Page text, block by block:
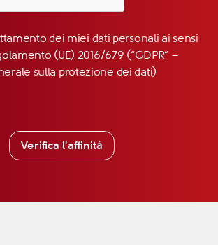
dei miei dati personali ai sensi
(UE) 2016/679 (“GDPR” –
sulla protezione dei dati)
Verifica l'affinità